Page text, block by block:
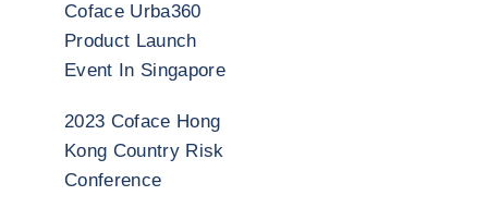
Coface Urba360
Product Launch
Event In Singapore
2023 Coface Hong
Kong Country Risk
Conference